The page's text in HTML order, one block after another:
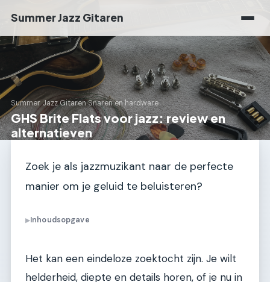
Summer Jazz Gitaren
Summer Jazz Gitaren›Snaren en hardware
GHS Brite Flats voor jazz: review en
alternatieven
Zoek je als jazzmuzikant naar de perfecte
manier om je geluid te beluisteren?
▶Inhoudsopgave
Het kan een eindeloze zoektocht zijn. Je wilt
helderheid, diepte en details horen, of je nu in